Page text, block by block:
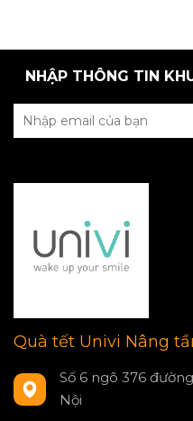
NHẬP THÔNG TIN
Quà tết Univi Nâng
Số 6 ngõ 376
Nội